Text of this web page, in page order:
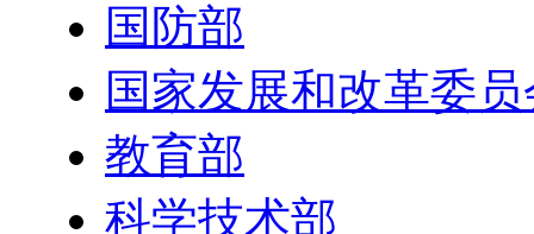
国防部
国家发展和改革委
教育部
科学技术部